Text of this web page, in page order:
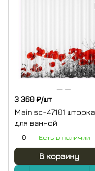
3 360 ₽/шт
Main sc-47101 шторка
для ванной
0 Есть в наличии
В корзину